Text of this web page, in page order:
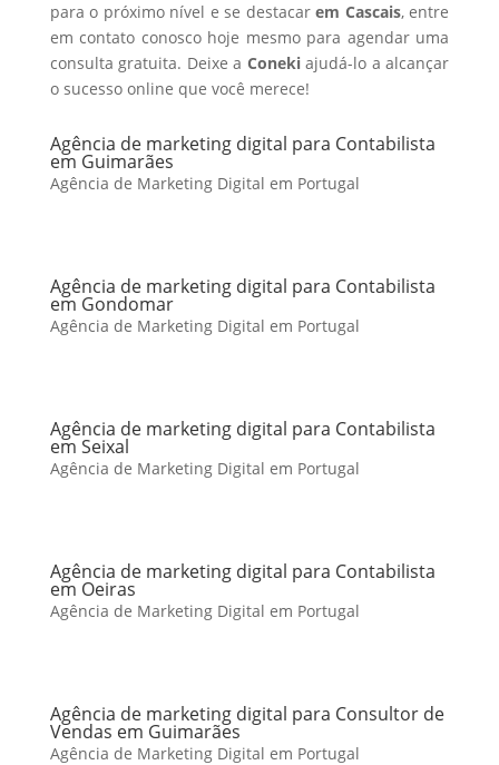
para o próximo nível e se destacarem Cascais, entre
em contato conosco hoje mesmo para agendar uma
consulta gratuita. Deixe a Conekiajudá-lo a alcançar
o sucesso online que você merece!
Agência de marketing digital para Contabilista
em Guimarães
Agência de Marketing Digital em Portugal
Agência de marketing digital para Contabilista
em Gondomar
Agência de Marketing Digital em Portugal
Agência de marketing digital para Contabilista
em Seixal
Agência de Marketing Digital em Portugal
Agência de marketing digital para Contabilista
em Oeiras
Agência de Marketing Digital em Portugal
Agência de marketing digital para Consultor de
Vendas em Guimarães
Agência de Marketing Digital em Portugal